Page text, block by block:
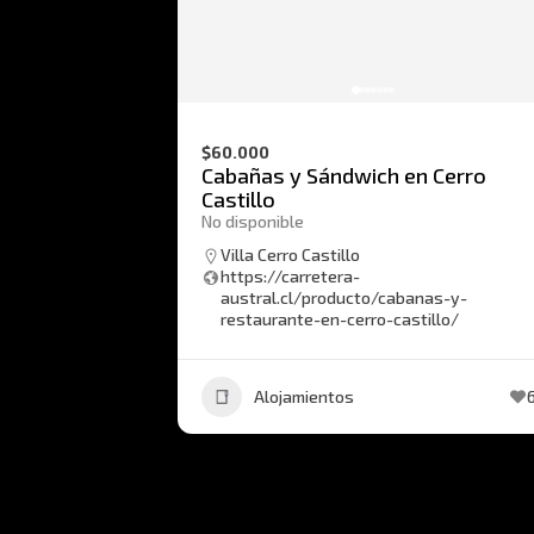
$60.000
Cabañas y Sándwich en Cerro
Castillo
No disponible
Villa Cerro Castillo
https://carretera-
austral.cl/producto/cabanas-y-
restaurante-en-cerro-castillo/
Alojamientos